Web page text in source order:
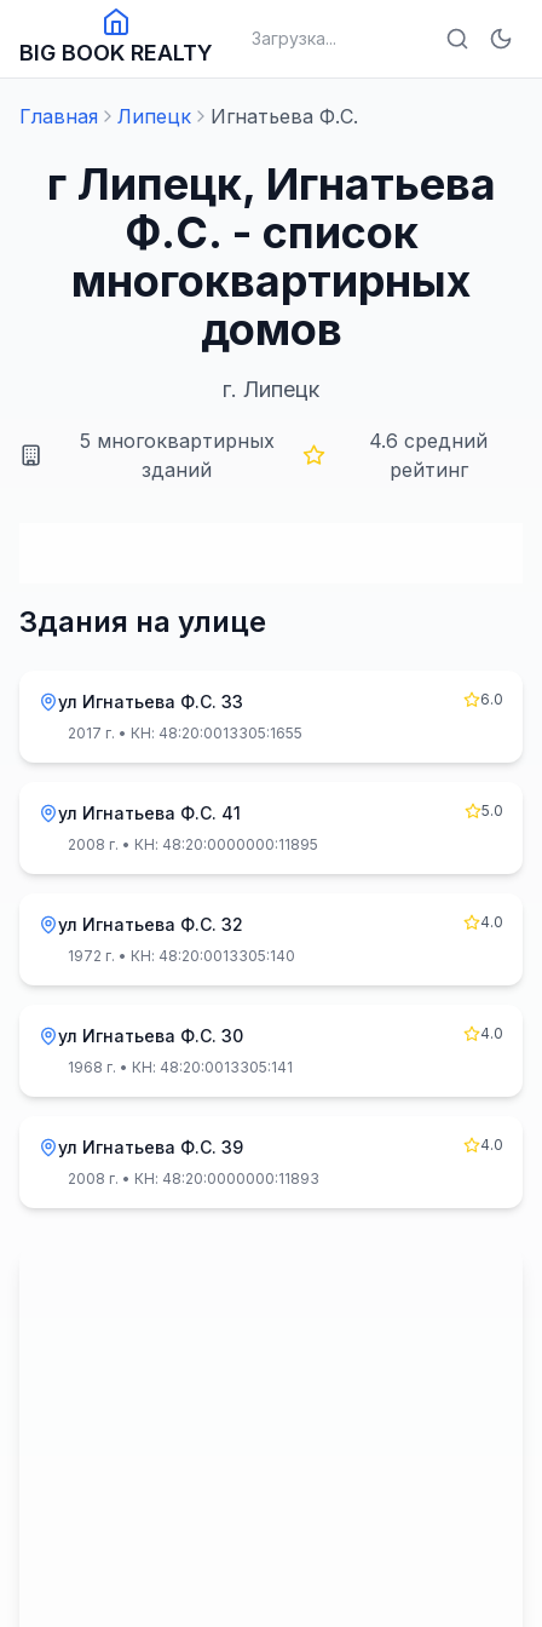
BIG BOOK REALTY
Загрузка...
Главная Липецк Игнатьева Ф.С.
г Липецк, Игнатьева
Ф.С. - список
многоквартирных
домов
г. Липецк
5 многоквартирных
зданий
4.6 средний
рейтинг
Здания на улице
ул Игнатьева Ф.С. 33
6.0
2017 г. • КН: 48:20:0013305:1655
ул Игнатьева Ф.С. 41
5.0
2008 г. • КН: 48:20:0000000:11895
ул Игнатьева Ф.С. 32
4.0
1972 г. • КН: 48:20:0013305:140
ул Игнатьева Ф.С. 30
4.0
1968 г. • КН: 48:20:0013305:141
ул Игнатьева Ф.С. 39
4.0
2008 г. • КН: 48:20:0000000:11893